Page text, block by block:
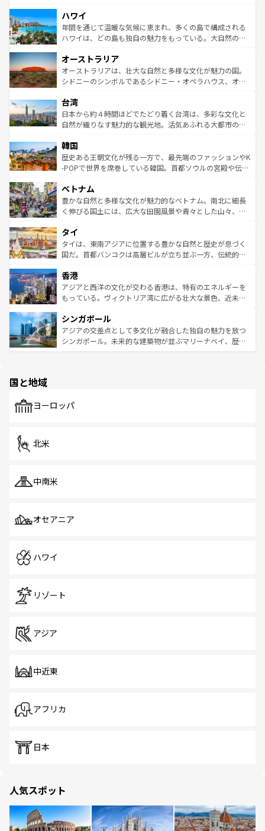
ば市内交通費無料で観光を楽しむこともできる。 なお、新
着のスイス情報はコンテンツ一覧 を参照してほしい。
のような巨大都市は、観光、ショッピング、エンターテイ
ンメントが詰まった刺激的なスポットだ。一方、アメリカ
西部には大自然が広がり、グランドキャニオンやイエロー
部のニューオーリンズでは、音楽と美食が融合した独特の
文化が魅力。旅行者はアメリカの各地域で異なる魅力を楽
しみながら、その多様性と豊かな歴史を感じることができ
ならではの贅沢な旅のスタイルだ。 なお、新着のアメリカ
情報はコンテンツ一覧を参照してほしい。
ハワイ
年間を通じて温暖な気候に恵まれ、多くの島で構成される
ハワイは、どの島も独自の魅力をもっている。大自然の神
ワイ島は見逃せない。また、定番の観光地といえばオアフ
島だが、静かな自然を求めるならマウイ島やカウアイ島が
おすすめ。エメラルドグリーンに輝く海をはじめ、豊かな
れるおもてなしの心で訪れる人々を迎えてくれるハワイの
人々、おいしいローカルフードやハワイアンミュージッ
ク、伝統的なフラダンスなど、すべてがハワイの魅力を彩
ワイを、存分に味わってほしい。 なお、新着のハワイ情報
はコンテンツ一覧を参照してほしい。
オーストラリア
オーストラリアは、壮大な自然と多様な文化が魅力の国。
シドニーのシンボルであるシドニー・オペラハウス、オー
リアリーフや大陸中央部にそびえるウルル（エアーズロッ
ク）、タスマニアの美しい原生林やケアンズの熱帯雨林な
ど、見どころがたくさん。また、カフェやワイン、オージ
いる。アクティビティも充実しており、サーフィンやダイ
ビング、ハイキングなど、アウトドア好きにはたまらな
い。オーストラリアの多彩な魅力を存分に味わいつくそ
参照してほしい。
台湾
日本から約４時間ほどでたどり着く台湾は、多彩な文化と
自然が織りなす魅力的な観光地。活気あふれる大都市の台
ン）、静ひつな山岳地帯である台湾東部など、都市の喧騒
と山間の静けさが共存しており、訪れる人に新しい発見と
驚きをもたらしてくれる。また、奥深い台湾の食文化も魅
容にもいいと評判のスイーツなど、バラエティ豊かな料理
が味わえる。 なお、新着の台湾情報は コンテンツ一覧を参
照してほしい。
韓国
歴史ある王朝文化が残る一方で、最先端のファッションやK
-POPで世界を席巻している韓国。首都ソウルの宮殿や伝統
き、地方に足を延ばせば四季折々の自然美を楽しむことが
できる。そして、キムチや焼肉、絶品のストリートフード
まで、さまざまな韓国料理が待っている。夜には、韓国な
リティに包まれながら、韓国の多彩な魅力を心ゆくまで味
わってみてほしい。 なお、新着の韓国情報はコンテンツ一
覧を参照してほしい。
ベトナム
豊かな自然と多様な文化が魅力的なベトナム。南北に細長
く伸びる国土には、広大な田園風景や青々とした山々、世
急速な発展と共に伝統が息づく。ハノイの古い町並みやホ
ーチミン市のフランス統治時代の建物も、独特の雰囲気を
醸し出している。また、バラエティの豊かさとおいしさで
とつ。フォーやバインミー、ベトナムコーヒーなどは、ぜ
ひ現地で味わいたい。どの地域を訪れてもあたたかい人々
が旅行者を迎えてくれるので、きっと忘れられない旅にな
参照してほしい。
タイ
タイは、東南アジアに位置する豊かな自然と歴史が息づく
国だ。首都バンコクは高層ビルが立ち並ぶ一方、伝統的な
の活気が交差している。北部ではチェンマイなどの山岳地
帯で自然と触れ合い、南部ではプーケットやクラビの美し
いビーチでリゾート気分を楽しむことができる。タイ料理
激する。気候は一年中温暖で、どの季節にも異なる楽しみ
が待っている。親しみやすいタイの人々、仏教を中心とし
た文化、そして多様な観光資源が、訪れる旅人を魅了し続
香港
アジアと西洋の文化が交わる香港は、特有のエネルギーを
もっている。ヴィクトリア湾に広がる壮大な景色、近未来
み、どこを訪れても感動するはず。観光スポットが密集し
ており、効率よく見どころを回れるのも魅力。息をのむよ
うな絶景から文化的な体験まで、香港を存分に楽しみ尽く
シンガポール
アジアの交差点として多文化が融合した独自の魅力を放つ
シンガポール。未来的な建築物が並ぶマリーナベイ、歴史
で、ホーカーズは地元の風情を楽しめる外せないスポット
国と地域
ヨーロッパ
北米
中南米
オセアニア
ハワイ
リゾート
アジア
中近東
アフリカ
日本
人気スポット